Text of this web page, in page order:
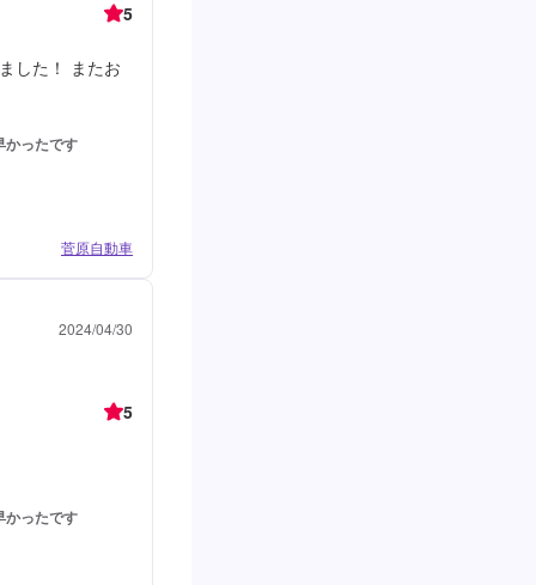
5
した！ またお
かったです
菅原自動車
2024/04/30
5
かったです